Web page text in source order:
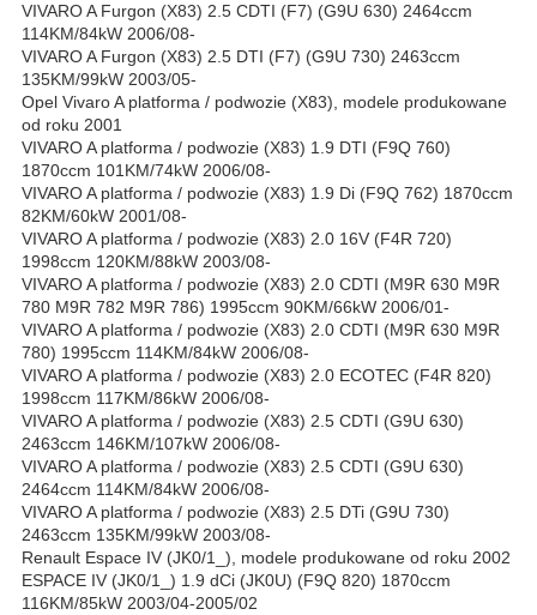
VIVARO A Furgon (X83) 2.5 CDTI (F7) (G9U 630) 2464ccm
114KM/84kW 2006/08-
VIVARO A Furgon (X83) 2.5 DTI (F7) (G9U 730) 2463ccm
135KM/99kW 2003/05-
Opel Vivaro A platforma / podwozie (X83), modele produkowane
od roku 2001
VIVARO A platforma / podwozie (X83) 1.9 DTI (F9Q 760)
1870ccm 101KM/74kW 2006/08-
VIVARO A platforma / podwozie (X83) 1.9 Di (F9Q 762) 1870ccm
82KM/60kW 2001/08-
VIVARO A platforma / podwozie (X83) 2.0 16V (F4R 720)
1998ccm 120KM/88kW 2003/08-
VIVARO A platforma / podwozie (X83) 2.0 CDTI (M9R 630 M9R
780 M9R 782 M9R 786) 1995ccm 90KM/66kW 2006/01-
VIVARO A platforma / podwozie (X83) 2.0 CDTI (M9R 630 M9R
780) 1995ccm 114KM/84kW 2006/08-
VIVARO A platforma / podwozie (X83) 2.0 ECOTEC (F4R 820)
1998ccm 117KM/86kW 2006/08-
VIVARO A platforma / podwozie (X83) 2.5 CDTI (G9U 630)
2463ccm 146KM/107kW 2006/08-
VIVARO A platforma / podwozie (X83) 2.5 CDTI (G9U 630)
2464ccm 114KM/84kW 2006/08-
VIVARO A platforma / podwozie (X83) 2.5 DTi (G9U 730)
2463ccm 135KM/99kW 2003/08-
Renault Espace IV (JK0/1_), modele produkowane od roku 2002
ESPACE IV (JK0/1_) 1.9 dCi (JK0U) (F9Q 820) 1870ccm
116KM/85kW 2003/04-2005/02